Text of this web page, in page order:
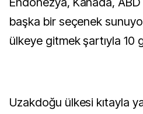
başka bir seçenek
ülkeye gitmek şartıyla 10
Uzakdoğu ülkesi kıtayla